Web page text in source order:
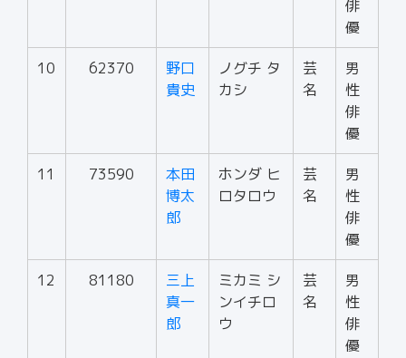
俳
優
10 62370
野口
貴史
ノグチ タ
カシ
芸
名
男
性
俳
優
11 73590
本田
博太
郎
ホンダ ヒ
ロタロウ
芸
名
男
性
俳
優
12 81180
三上
真一
郎
ミカミ シ
ンイチロ
ウ
芸
名
男
性
俳
優